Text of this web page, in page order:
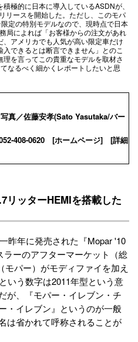
極的に日本に導入しているASDNが、
リースを開始した。ただし、このモパ
定の特別モデルなので、現時点で日本
局によれば「お客様からの注文があれ
アメリカでも人気が高い限定車だけ
できるとは断言できません」とのこ
を言ってこの貴重なモデルを取材さ
なるべく細かくレポートしたいと思
真／佐藤安孝(Sato Yasutaka/バー
408-0620 [ホームページ] [詳細
リッターHEMIを搭載した
昨年に発売された『Mopar '10
ーのアフターマーケット（総
パー）がモディファイを加え
いう数字は2011年型という意
が、『モパー・イレブン・チ
・イレブン』というのが一般
は省かれて呼称されることが